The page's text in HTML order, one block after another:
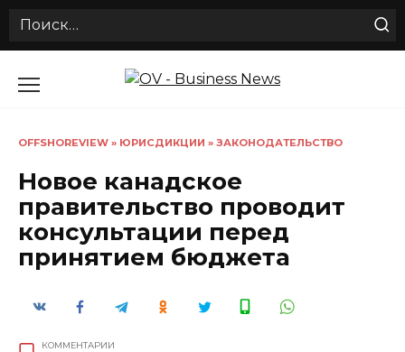
Search
OFFSHOREVIEW » ЮРИСДИКЦИИ » ЗАКОНОДАТЕЛЬСТВО
Новое канадское
правительство проводит
консультации перед
принятием бюджета
КОММЕНТАРИИ